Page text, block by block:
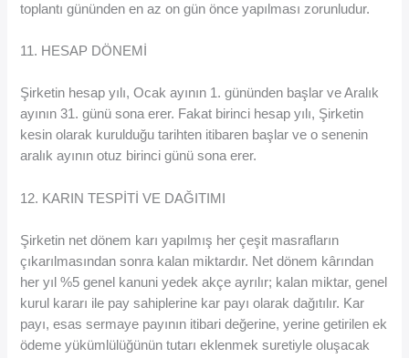
toplantı gününden en az on gün önce yapılması zorunludur.
11. HESAP DÖNEMİ
Şirketin hesap yılı, Ocak ayının 1. gününden başlar ve Aralık
ayının 31. günü sona erer. Fakat birinci hesap yılı, Şirketin
kesin olarak kurulduğu tarihten itibaren başlar ve o senenin
aralık ayının otuz birinci günü sona erer.
12. KARIN TESPİTİ VE DAĞITIMI
Şirketin net dönem karı yapılmış her çeşit masrafların
çıkarılmasından sonra kalan miktardır. Net dönem kârından
her yıl %5 genel kanuni yedek akçe ayrılır; kalan miktar, genel
kurul kararı ile pay sahiplerine kar payı olarak dağıtılır. Kar
payı, esas sermaye payının itibari değerine, yerine getirilen ek
ödeme yükümlülüğünün tutarı eklenmek suretiyle oluşacak